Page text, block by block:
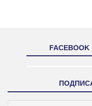
FACEBOOK